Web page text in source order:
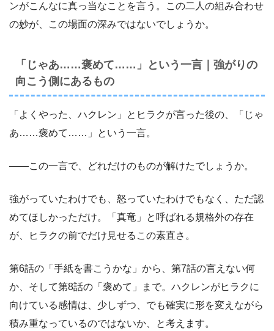
ンがこんなに真っ当なことを言う。この二人の組み合わせ
の妙が、この場面の深みではないでしょうか。
「じゃあ……褒めて……」という一言｜強がりの
向こう側にあるもの
「よくやった、ハクレン」とヒラクが言った後の、「じゃ
あ……褒めて……」という一言。
――この一言で、どれだけのものが解けたでしょうか。
強がっていたわけでも、怒っていたわけでもなく、ただ認
めてほしかっただけ。「真竜」と呼ばれる規格外の存在
が、ヒラクの前でだけ見せるこの素直さ。
第6話の「手紙を書こうかな」から、第7話の言えない何
か、そして第8話の「褒めて」まで。ハクレンがヒラクに
向けている感情は、少しずつ、でも確実に形を変えながら
積み重なっているのではないか、と考えます。